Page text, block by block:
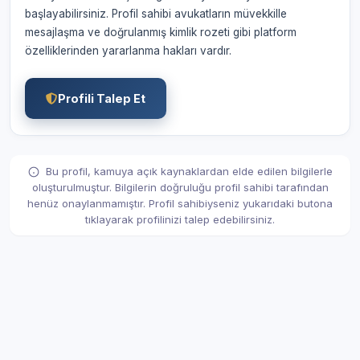
başlayabilirsiniz. Profil sahibi avukatların müvekkille
mesajlaşma ve doğrulanmış kimlik rozeti gibi platform
özelliklerinden yararlanma hakları vardır.
Profili Talep Et
Bu profil, kamuya açık kaynaklardan elde edilen bilgilerle
oluşturulmuştur. Bilgilerin doğruluğu profil sahibi tarafından
henüz onaylanmamıştır. Profil sahibiyseniz yukarıdaki butona
tıklayarak profilinizi talep edebilirsiniz.